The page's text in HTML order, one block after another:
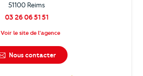
51100 Reims
03 26 06 51 51
Voir le site de l'agence
Nous contacter